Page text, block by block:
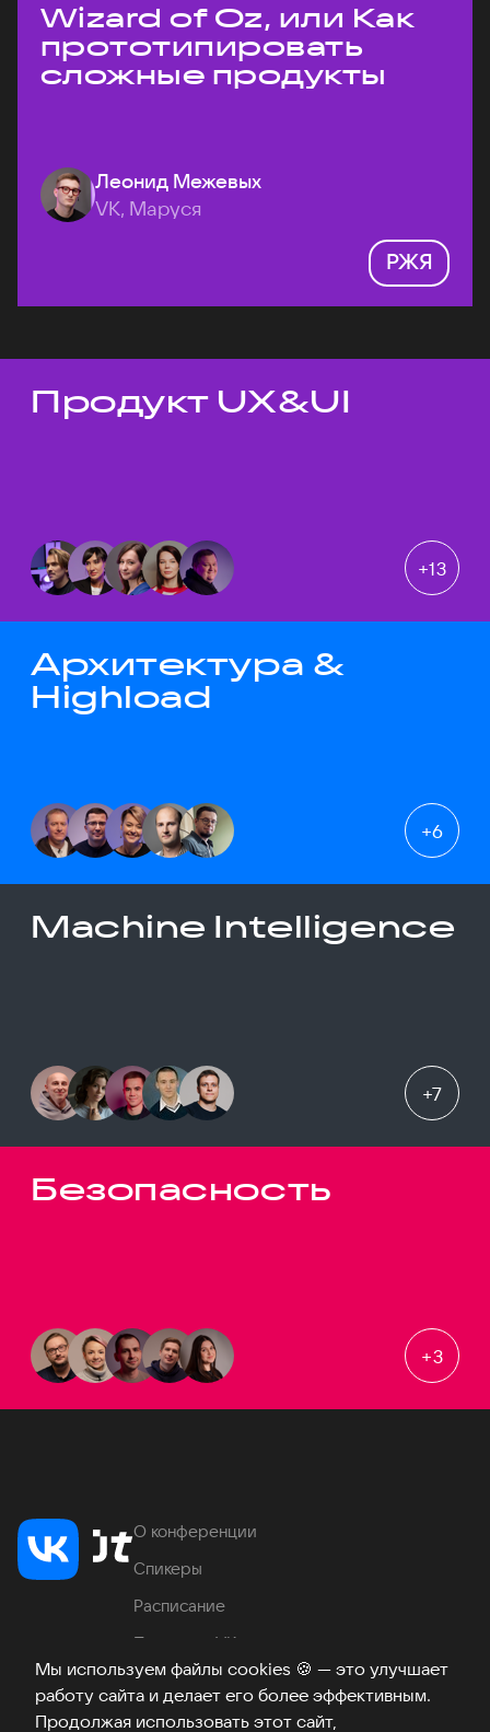
Мы используем файлы cookies 🍪 — это улучшает
работу сайта и делает его более эффективным.
Продолжая использовать этот сайт,
Wizard of Oz, или Как
прототипировать
сложные продукты
Леонид Межевых
VK, Маруся
РЖЯ
Темы докладов
Продукт UX&UI
+13
Архитектура &
Highload
+6
Machine Intelligence
+7
Безопасность
+3
О конференции
Спикеры
Расписание
Продукты VK
Место проведения
Часто задаваемые вопросы